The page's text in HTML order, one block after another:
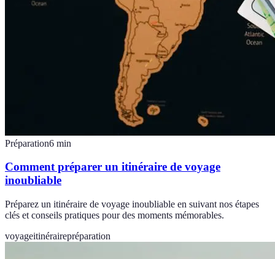
Préparation6 min
Comment préparer un itinéraire de voyage
inoubliable
Préparez un itinéraire de voyage inoubliable en suivant nos étapes
clés et conseils pratiques pour des moments mémorables.
voyageitinérairepréparation